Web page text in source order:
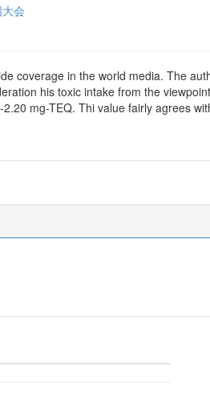
会
coverage in the world media. The
his toxic intake from the
mg-TEQ. Thi value fairly agrees